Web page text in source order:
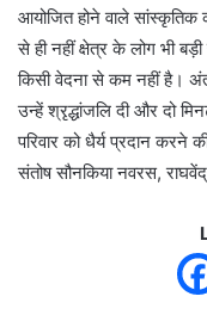
आयोजित होने वाले
से ही नहीं क्षेत्र के लोग भी
किसी वेदना से कम नहीं है।
उन्हें श्रृद्धांजलि दी और दो
परिवार को धैर्य प्रदान करने
संतोष सौनकिया नवरस,